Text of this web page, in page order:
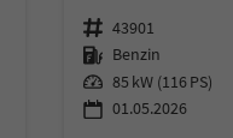
Fahrzeugnr. 43901
Kraftstoff Benzin
Leistung 85 kW (116 PS)
01.05.2026